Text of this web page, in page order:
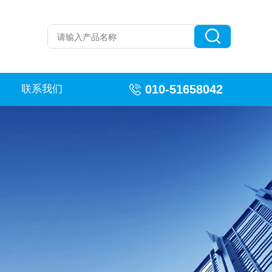
联系我们 010-51658042